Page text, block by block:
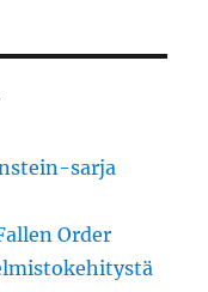
sarja
Order